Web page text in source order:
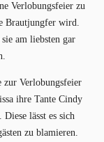
Verlobungsfeier zu
Brautjungfer wird.
am liebsten gar
zur Verlobungsfeier
ihre Tante Cindy
lässt es sich
zu blamieren.